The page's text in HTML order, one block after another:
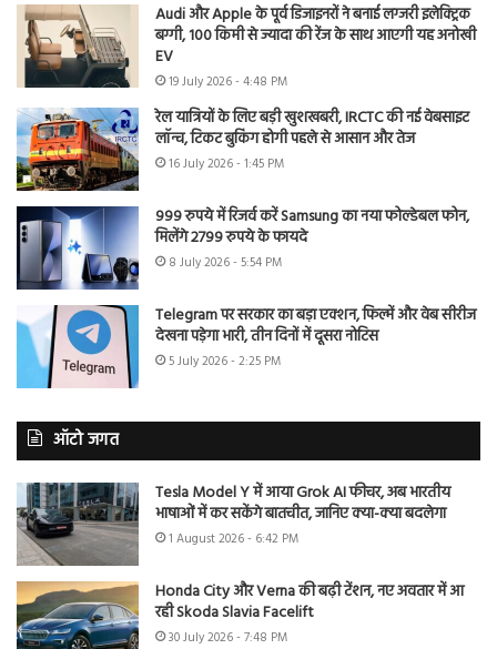
Audi और Apple के पूर्व डिजाइनरों ने बनाई लग्जरी इलेक्ट्रिक
बग्गी, 100 किमी से ज्यादा की रेंज के साथ आएगी यह अनोखी
EV
19 July 2026 - 4:48 PM
रेल यात्रियों के लिए बड़ी खुशखबरी, IRCTC की नई वेबसाइट
लॉन्च, टिकट बुकिंग होगी पहले से आसान और तेज
16 July 2026 - 1:45 PM
999 रुपये में रिजर्व करें Samsung का नया फोल्डेबल फोन,
मिलेंगे 2799 रुपये के फायदे
8 July 2026 - 5:54 PM
Telegram पर सरकार का बड़ा एक्शन, फिल्में और वेब सीरीज
देखना पड़ेगा भारी, तीन दिनों में दूसरा नोटिस
5 July 2026 - 2:25 PM
ऑटो जगत
Tesla Model Y में आया Grok AI फीचर, अब भारतीय
भाषाओं में कर सकेंगे बातचीत, जानिए क्या-क्या बदलेगा
1 August 2026 - 6:42 PM
Honda City और Verna की बढ़ी टेंशन, नए अवतार में आ
रही Skoda Slavia Facelift
30 July 2026 - 7:48 PM